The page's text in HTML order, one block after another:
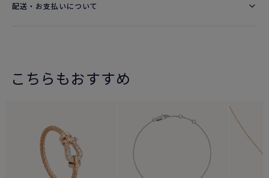
配送・お支払いについて
こちらもおすすめ